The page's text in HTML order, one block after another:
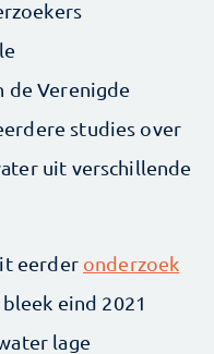
de Verenigde
studies over
uit verschillende
eerder onderzoek
bleek eind 2021
lage